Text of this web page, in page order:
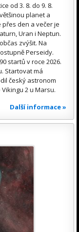
od 3. 8. do 9. 8.
planet a
den a večer je
Uran i Neptun.
zvýšit. Na
Perseidy.
startů v roce 2026.
Startovat má
český astronom
2 u Marsu.
Další informace »